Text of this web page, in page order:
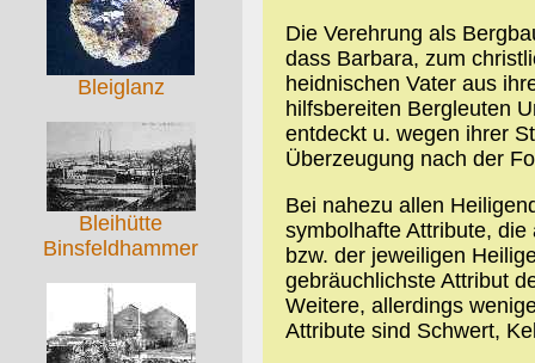
Bleiglanz
Bleihütte
Binsfeldhammer
Die Verehrung als
dass Barbara, zum
heidnischen Vater aus
hilfsbereiten Bergleuten
entdeckt u. wegen ihrer
Überzeugung nach der
Bei nahezu allen
symbolhafte Attribute,
bzw. der jeweiligen
gebräuchlichste Attribut
Weitere, allerdings
Attribute sind Schwert,